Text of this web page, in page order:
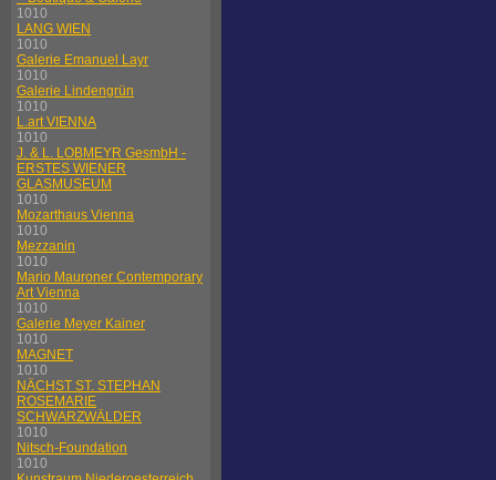
1010
LANG WIEN
1010
Galerie Emanuel Layr
1010
Galerie Lindengrün
1010
L.art VIENNA
1010
J. & L. LOBMEYR GesmbH -
ERSTES WIENER
GLASMUSEUM
1010
Mozarthaus Vienna
1010
Mezzanin
1010
Mario Mauroner Contemporary
Art Vienna
1010
Galerie Meyer Kainer
1010
MAGNET
1010
NÄCHST ST. STEPHAN
ROSEMARIE
SCHWARZWÄLDER
1010
Nitsch-Foundation
1010